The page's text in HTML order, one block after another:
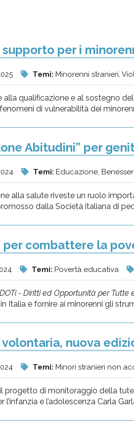
supporto per i
Temi: Minorenni stranieri,
alla qualificazione e al sostegno
di vulnerabilità dei
Abitudini” per
Temi: Educazione,
alla salute riveste un ruolo
dalla Società italiana di
per combattere la
Temi: Povertà educativa
DOTi - Diritti ed Opportunità per Tutte
Italia e fornire ai minorenni gli
nuova
Temi: Minori stranieri non
progetto di monitoraggio della
l’infanzia e l’adolescenza Carla